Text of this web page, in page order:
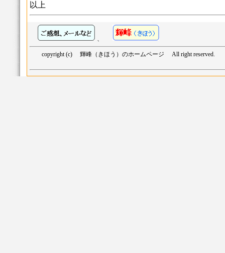
以上
、
copyright (c) 輝峰（きほう）のホームページ All right reserved.